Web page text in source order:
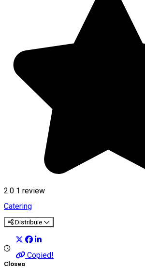
2.0 1 review
Catering
Distribuie
Copied!
Closed